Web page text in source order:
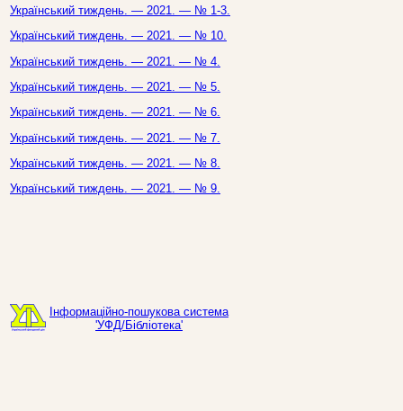
Український тиждень. — 2021. — № 1-3.
Український тиждень. — 2021. — № 10.
Український тиждень. — 2021. — № 4.
Український тиждень. — 2021. — № 5.
Український тиждень. — 2021. — № 6.
Український тиждень. — 2021. — № 7.
Український тиждень. — 2021. — № 8.
Український тиждень. — 2021. — № 9.
Інформаційно-пошукова система
'УФД/Бібліотека'